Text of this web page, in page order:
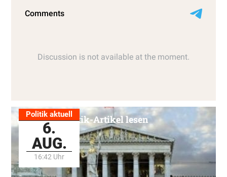
Politik aktuell
6.
AUG.
16:42 Uhr
Alle Politik-Artikel lesen